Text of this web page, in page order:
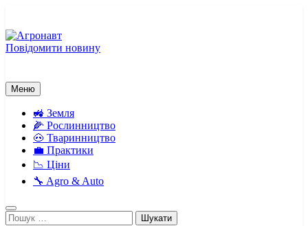
вмісту
Повідомити новину
Меню
🚜 Земля
🌽 Рослинництво
🐽 Тваринництво
💼 Практики
📉 Ціни
🔧 Agro & Auto
Пошук: